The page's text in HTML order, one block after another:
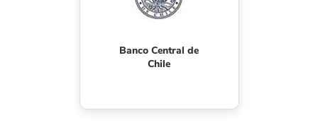
Asociación
Interamericana de